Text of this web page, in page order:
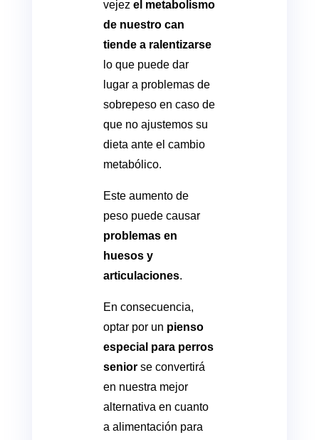
vejez el metabolismo
de nuestro can
tiende a ralentizarse
lo que puede dar
lugar a problemas de
sobrepeso en caso de
que no ajustemos su
dieta ante el cambio
metabólico.
Este aumento de
peso puede causar
problemas en
huesos y
articulaciones.
En consecuencia,
optar por un pienso
especial para perros
seniorse convertirá
en nuestra mejor
alternativa en cuanto
a alimentación para